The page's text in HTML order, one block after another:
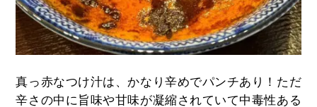
真っ赤なつけ汁は、かなり辛めでパンチあり！ただ
辛さの中に旨味や甘味が凝縮されていて中毒性ある